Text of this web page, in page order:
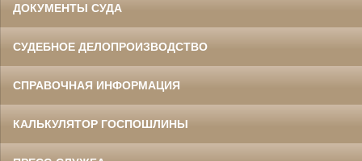
ДОКУМЕНТЫ СУДА
СУДЕБНОЕ ДЕЛОПРОИЗВОДСТВО
СПРАВОЧНАЯ ИНФОРМАЦИЯ
КАЛЬКУЛЯТОР ГОСПОШЛИНЫ